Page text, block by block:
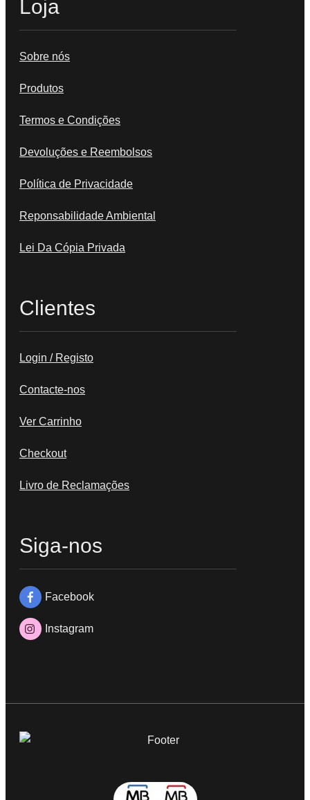
Loja
Sobre nós
Produtos
Termos e Condições
Devoluções e Reembolsos
Política de Privacidade
Reponsabilidade Ambiental
Lei Da Cópia Privada
Clientes
Login / Registo
Contacte-nos
Ver Carrinho
Checkout
Livro de Reclamações
Siga-nos
Facebook
Instagram